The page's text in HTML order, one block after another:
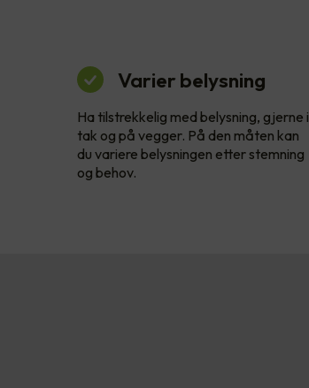
Varier belysning
Ha tilstrekkelig med belysning, gjerne i
tak og på vegger. På den måten kan
du variere belysningen etter stemning
og behov.